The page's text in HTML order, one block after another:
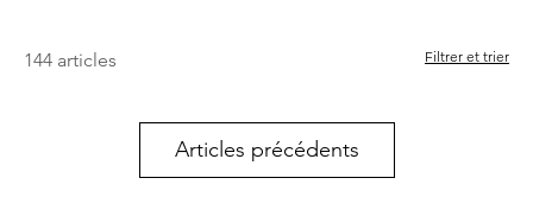
144 articles Filtrer et trier
Articles précédents